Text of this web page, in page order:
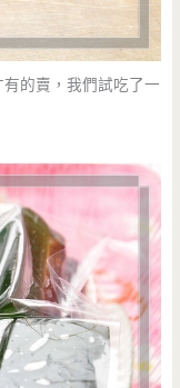
的賣，我們試吃了一